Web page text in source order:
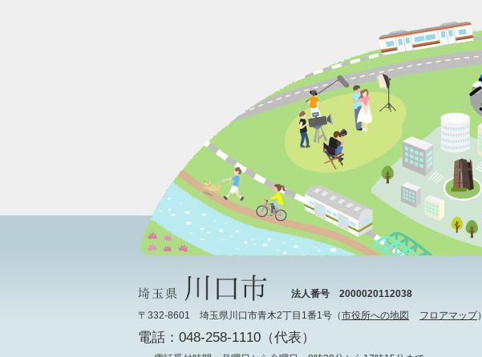
法人番号 2000020112038
〒332-8601 埼玉県川口市青木2丁目1番1号（市役所への地図 フロアマップ）
電話：048-258-1110（代表）